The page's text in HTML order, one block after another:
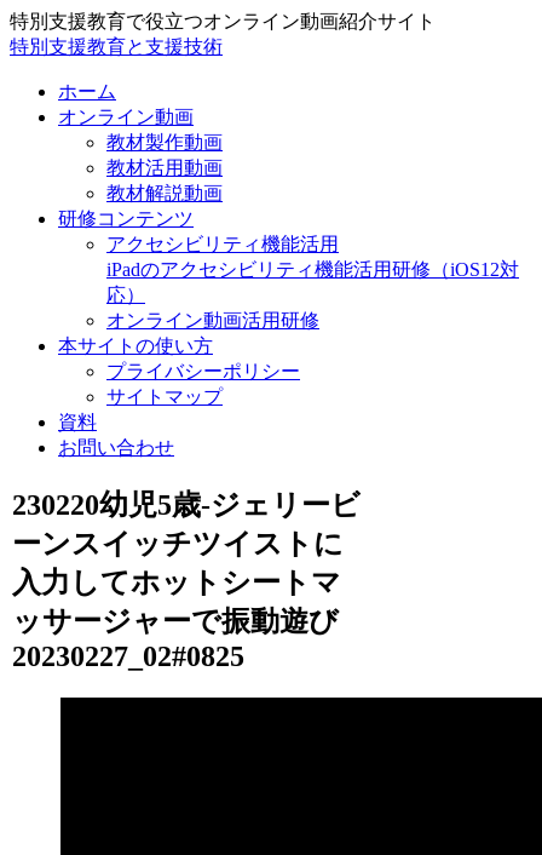
特別支援教育で役立つオンライン動画紹介サイト
特別支援教育と支援技術
ホーム
オンライン動画
教材製作動画
教材活用動画
教材解説動画
研修コンテンツ
アクセシビリティ機能活用
iPadのアクセシビリティ機能活用研修（iOS12対
応）
オンライン動画活用研修
本サイトの使い方
プライバシーポリシー
サイトマップ
資料
お問い合わせ
230220幼児5歳-ジェリービ
ーンスイッチツイストに
入力してホットシートマ
ッサージャーで振動遊び
20230227_02#0825